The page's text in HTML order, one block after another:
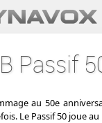
Passif
au 50e
Le Passif 50 joue